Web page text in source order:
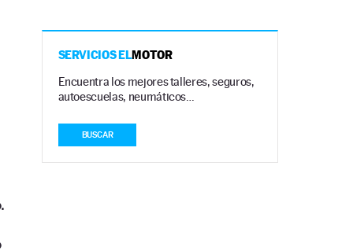
SERVICIOS ELMOTOR
Encuentra los mejores talleres, seguros,
autoescuelas, neumáticos…
BUSCAR